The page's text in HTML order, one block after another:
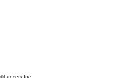
©Lancers,Inc.